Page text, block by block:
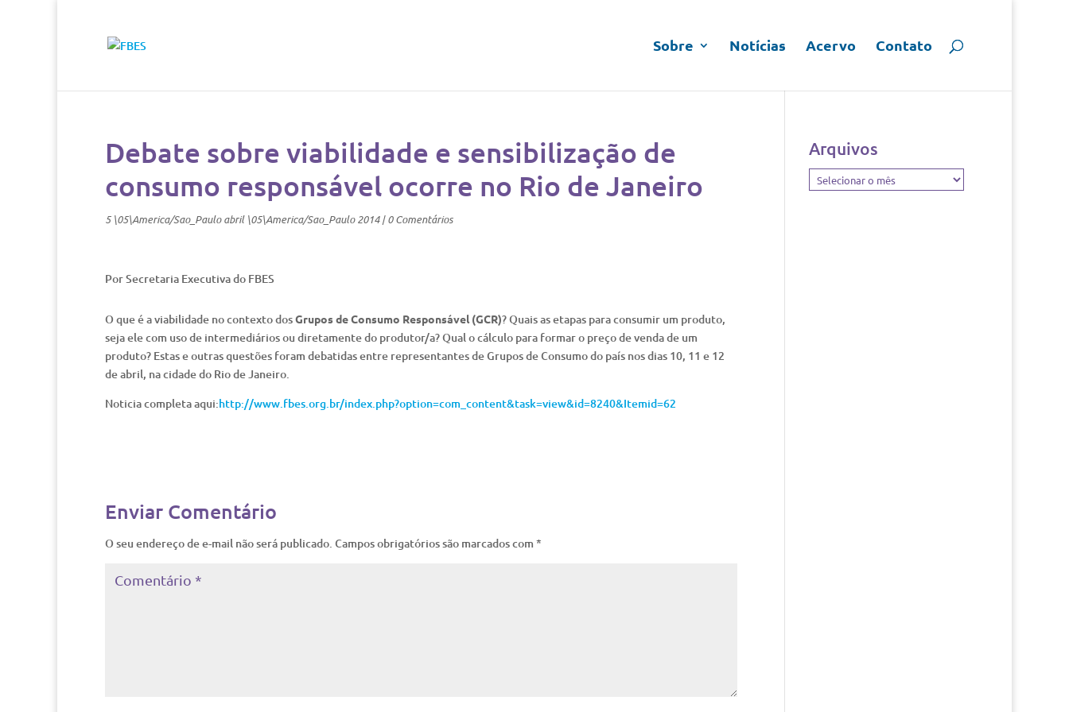
Sobre Notícias Acervo Contato
Debate sobre viabilidade e sensibilização de
consumo responsável ocorre no Rio de Janeiro
5 \05\America/Sao_Paulo abril \05\America/Sao_Paulo 2014|0 Comentários
Por Secretaria Executiva do FBES
O que é a viabilidade no contexto dosGrupos de Consumo Responsável (GCR)? Quais as etapas para consumir um produto,
seja ele com uso de intermediários ou diretamente do produtor/a? Qual o cálculo para formar o preço de venda de um
produto? Estas e outras questões foram debatidas entre representantes de Grupos de Consumo do país nos dias 10, 11 e 12
de abril, na cidade do Rio de Janeiro.
Noticia completa aqui:http://www.fbes.org.br/index.php?option=com_content&task=view&id=8240&Itemid=62
Enviar Comentário
O seu endereço de e-mail não será publicado. Campos obrigatórios são marcados com *
Arquivos
Arquivos